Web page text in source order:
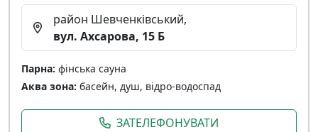
район Шевченківський,
вул. Ахсарова, 15 Б
Парна: фінська сауна
Аква зона: басейн, душ, відро-водоспад
ЗАТЕЛЕФОНУВАТИ